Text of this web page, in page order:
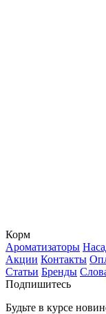
Корм
Ароматизаторы
Акции Контакты
Статьи Бренды
Подпишитесь
Будьте в курсе